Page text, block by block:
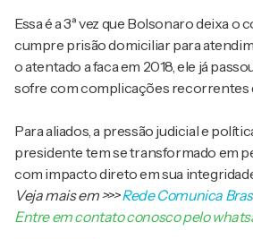
Essa é a 3ª vez que Bolsonaro deixa o
cumpre prisão domiciliar para
o atentado a faca em 2018, ele já
sofre com complicações recorrentes
Para aliados, a pressão judicial e
presidente tem se transformado em
com impacto direto em sua
Veja mais em>>>Rede Comunica
Entre em contato conosco pelo